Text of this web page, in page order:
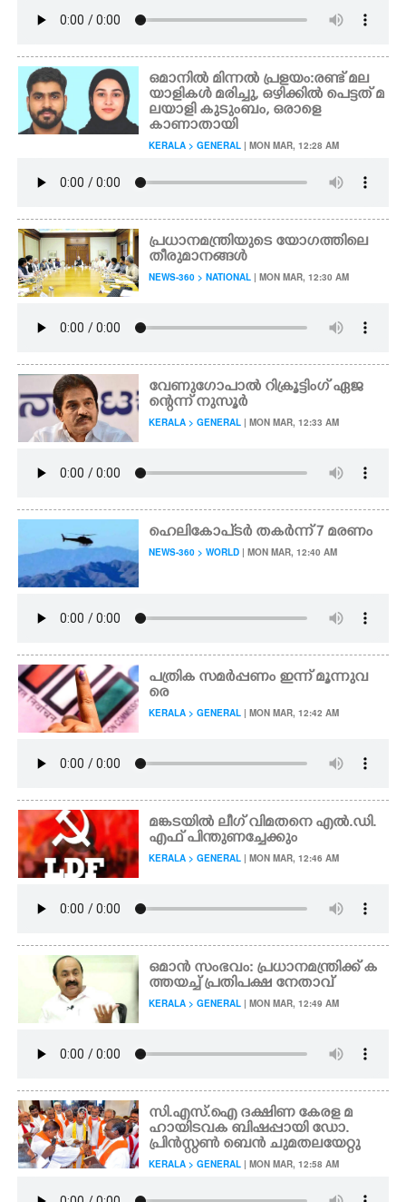
ഒമാനിൽ മിന്നൽ പ്രളയം:രണ്ട് മല
യാളികൾ മരിച്ചു, ഒഴിക്കിൽ പെട്ടത് മ
ലയാളി കുടുംബം, ഒരാളെ
കാണാതായി
KERALA > GENERAL | MON MAR, 12:28 AM
പ്രധാനമന്ത്രിയുടെ യോഗത്തിലെ
തീരുമാനങ്ങൾ
NEWS-360 > NATIONAL | MON MAR, 12:30 AM
വേണുഗോപാൽ റിക്രൂട്ടിംഗ് ഏജ
ന്റെന്ന് നുസൂർ
KERALA > GENERAL | MON MAR, 12:33 AM
ഹെലികോപ്ടർ തകർന്ന് 7 മരണം
NEWS-360 > WORLD | MON MAR, 12:40 AM
പത്രിക സമർപ്പണം ഇന്ന് മൂന്നുവ
രെ
KERALA > GENERAL | MON MAR, 12:42 AM
മങ്കടയിൽ ലീഗ് വിമതനെ എൽ.ഡി.
എഫ് പിന്തുണച്ചേക്കും
KERALA > GENERAL | MON MAR, 12:46 AM
ഒമാൻ സംഭവം: പ്രധാനമന്ത്രിക്ക് ക
ത്തയച്ച് പ്രതിപക്ഷ നേതാവ്
KERALA > GENERAL | MON MAR, 12:49 AM
സി.എസ്.ഐ ദക്ഷിണ കേരള മ
ഹായിടവക ബിഷപ്പായി ഡോ.
പ്രിൻസ്റ്റൺ ബെൻ ചുമതലയേറ്റു
KERALA > GENERAL | MON MAR, 12:58 AM